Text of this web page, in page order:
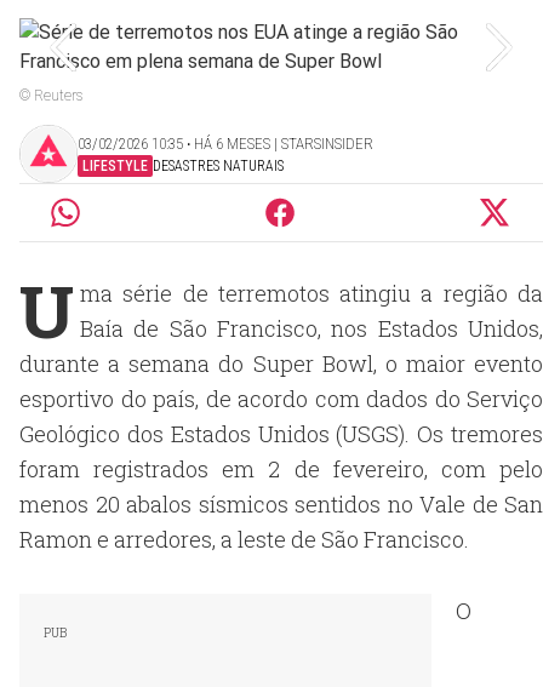
© Reuters
03/02/2026 10:35 ‧ HÁ 6 MESES | STARSINSIDER
LIFESTYLE DESASTRES NATURAIS
U ma série de terremotos atingiu a região da
Baía de São Francisco, nos Estados Unidos,
durante a semana do Super Bowl, o maior evento
esportivo do país, de acordo com dados do Serviço
Geológico dos Estados Unidos (USGS). Os tremores
foram registrados em 2 de fevereiro, com pelo
menos 20 abalos sísmicos sentidos no Vale de San
Ramon e arredores, a leste de São Francisco.
O